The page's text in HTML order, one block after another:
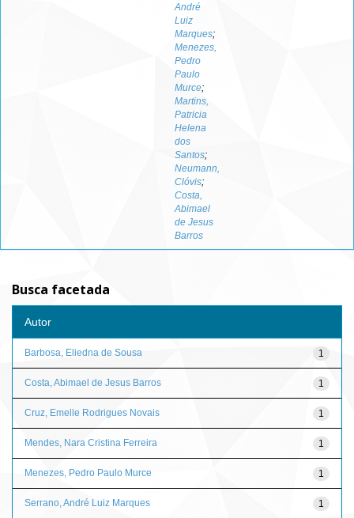
André
Luiz
Marques;
Menezes,
Pedro
Paulo
Murce;
Martins,
Patricia
Helena
dos
Santos;
Neumann,
Clóvis;
Costa,
Abimael
de Jesus
Barros
Busca facetada
Autor
1
Barbosa, Eliedna de Sousa
1
Costa, Abimael de Jesus Barros
1
Cruz, Emelle Rodrigues Novais
1
Mendes, Nara Cristina Ferreira
1
Menezes, Pedro Paulo Murce
1
Serrano, André Luiz Marques